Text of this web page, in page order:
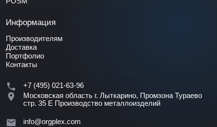
Информация
Производителям
Доставка
Портфолио
Контакты
+7 (495) 021-63-96
Московская область г. Лыткарино, Промзона Тураево
стр. 35 Е Производство металлоизделий
info@orgplex.com